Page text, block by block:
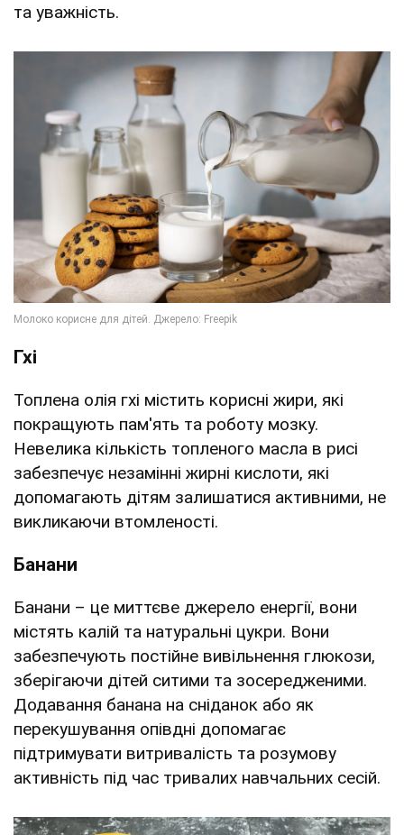
та уважність.
Гхі
Топлена олія гхі містить корисні жири, які
покращують пам'ять та роботу мозку.
Невелика кількість топленого масла в рисі
забезпечує незамінні жирні кислоти, які
допомагають дітям залишатися активними, не
викликаючи втомленості.
Банани
Банани – це миттєве джерело енергії, вони
містять калій та натуральні цукри. Вони
забезпечують постійне вивільнення глюкози,
зберігаючи дітей ситими та зосередженими.
Додавання банана на сніданок або як
перекушування опівдні допомагає
підтримувати витривалість та розумову
активність під час тривалих навчальних сесій.